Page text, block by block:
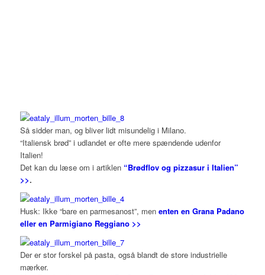
Så sidder man, og bliver lidt misundelig i Milano.
“Italiensk brød” i udlandet er ofte mere spændende udenfor
Italien!
Det kan du læse om i artiklen “Brødflov og pizzasur i Italien”
>>.
Husk: Ikke “bare en parmesanost”, men enten en Grana Padano
eller en Parmigiano Reggiano >>
Der er stor forskel på pasta, også blandt de store industrielle
mærker.